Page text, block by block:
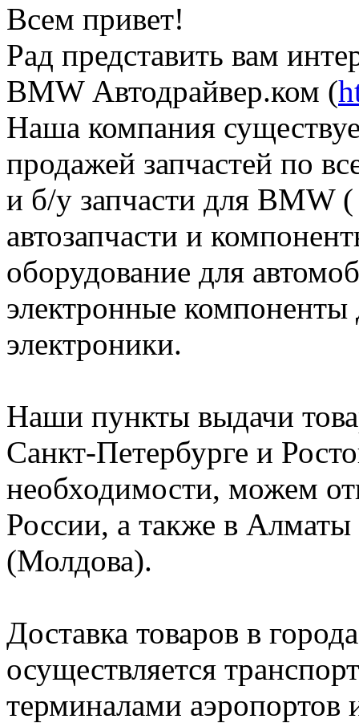
Всем привет!
Рад представить вам
BMW Автодрайвер.ком (
Наша компания
продажей запчастей по
и б/у запчасти для BMW
автозапчасти и
оборудование для
электронные
электроники.
Наши пункты выдачи
Санкт-Петербурге и
необходимости, можем
России, а также в
(Молдова).
Доставка товаров в
осуществляется
терминалами